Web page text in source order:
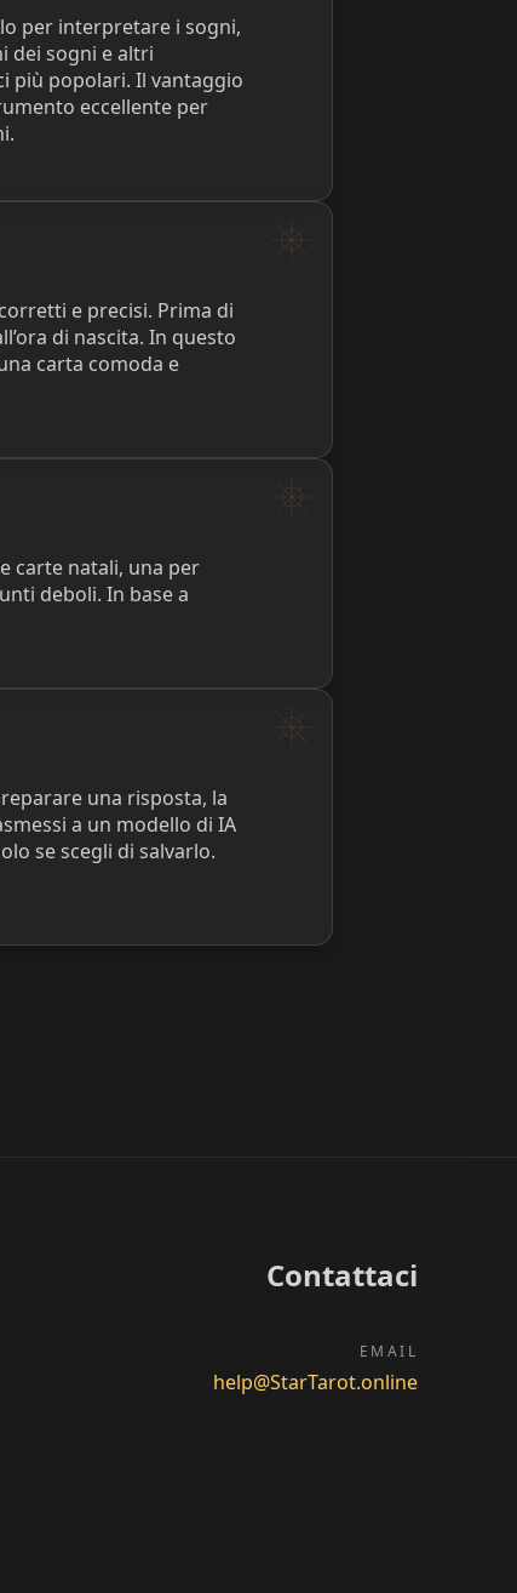
per interpretare i sogni,
dei sogni e altri
più popolari. Il vantaggio
eccellente per
e precisi. Prima di
di nascita. In questo
carta comoda e
carte natali, una per
deboli. In base a
una risposta, la
a un modello di IA
se scegli di salvarlo.
Contattaci
EMAIL
help@StarTarot.online